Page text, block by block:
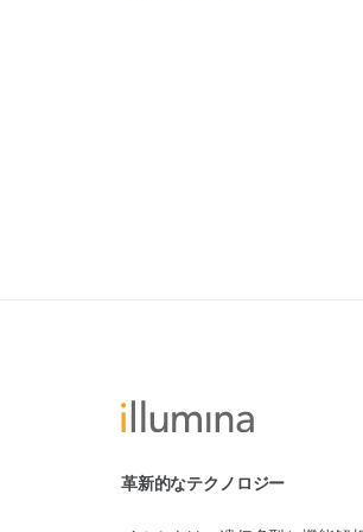
革新的なテクノロジー